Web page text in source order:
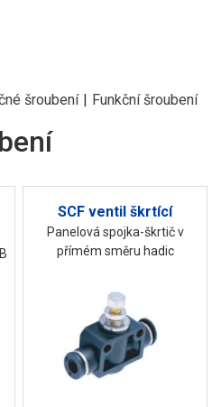
šroubení | Funkční šroubení
SCF ventil škrtící
Panelová spojka-škrtič v
přímém směru hadic